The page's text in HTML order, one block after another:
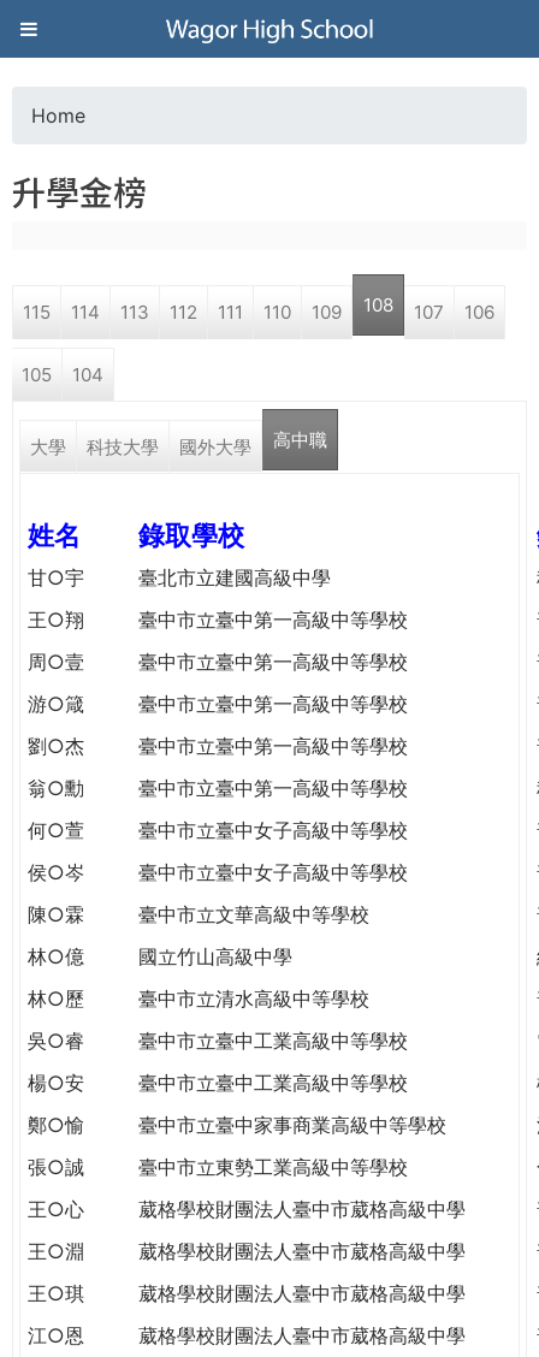
Jump to navigation
葳
格
高
學
格。
民。
TODAY
THE
WORLD
TOMORROW
PUTTING
YOU
THE
PATH
GLOBAL
o
a
r
e
e
r
e
Home
升學金榜
115 114 113 112 111 110 109 108 107 106
105 104
大學 科技大學 國外大學 高中職
姓名 錄取學校
甘○宇 臺北市立建國高級中學
王○翔
臺中市立臺中第一高級中等學校
周○壹
臺中市立臺中第一高級中等學校
游○箴
臺中市立臺中第一高級中等學校
劉○杰
臺中市立臺中第一高級中等學校
翁○勳
臺中市立臺中第一高級中等學校
何○萱
臺中市立臺中女子高級中等學校
侯○岑
臺中市立臺中女子高級中等學校
陳○霖
臺中市立文華高級中等學校
林○億
國立竹山高級中學
林○歷
臺中市立清水高級中等學校
吳○睿
臺中市立臺中工業高級中等學校
楊○安
臺中市立臺中工業高級中等學校
鄭○愉
臺中市立臺中家事商業高級中等學校
張○誠
臺中市立東勢工業高級中等學校
王○心
葳格學校財團法人臺中市葳格高級中學
王○淵
葳格學校財團法人臺中市葳格高級中學
王○琪
葳格學校財團法人臺中市葳格高級中學
江○恩
葳格學校財團法人臺中市葳格高級中學